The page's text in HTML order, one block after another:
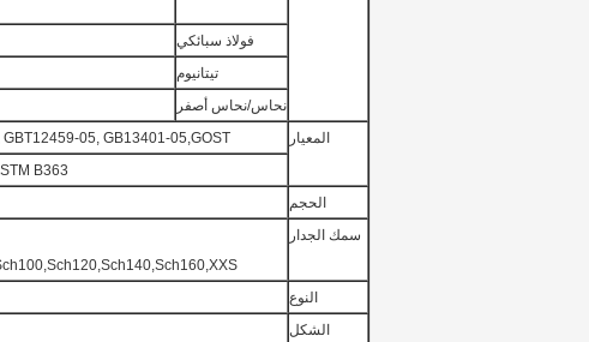
فولاذ سبائكي
تيتانيوم
نحاس/نحاس أصفر
المعيار
05, GB13401-05,GOST
B363
الحجم
سمك الجدار
النوع
الشكل